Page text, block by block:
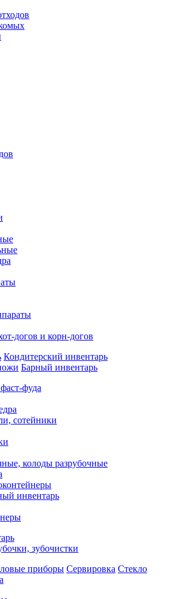
догов и корн-догов
Кондитерский инвентарь
Барный инвентарь
фуда
сотейники
колоды разрубочные
инвентарь
зубочистки
приборы Сервировка Стекло